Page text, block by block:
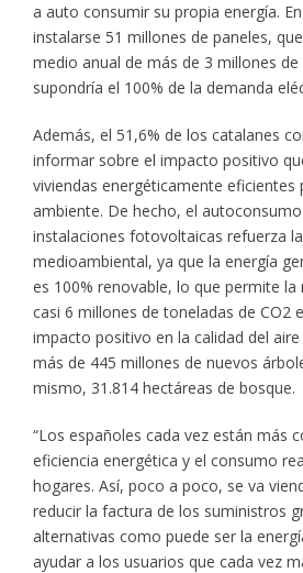
a auto consumir su propia energía.
instalarse 51 millones de paneles,
medio anual de más de 3 millones
supondría el 100% de la demanda
Además, el 51,6% de los catalanes
informar sobre el impacto positivo
viviendas energéticamente eficientes
ambiente. De hecho, el
instalaciones fotovoltaicas refuerza
medioambiental, ya que la energía
es 100% renovable, lo que permite la
casi 6 millones de toneladas de CO2
impacto positivo en la calidad del
más de 445 millones de nuevos
mismo, 31.814 hectáreas de bosque.
“Los españoles cada vez están más
eficiencia energética y el consumo
hogares. Así, poco a poco, se va
reducir la factura de los suministros
alternativas como puede ser la
ayudar a los usuarios que cada vez